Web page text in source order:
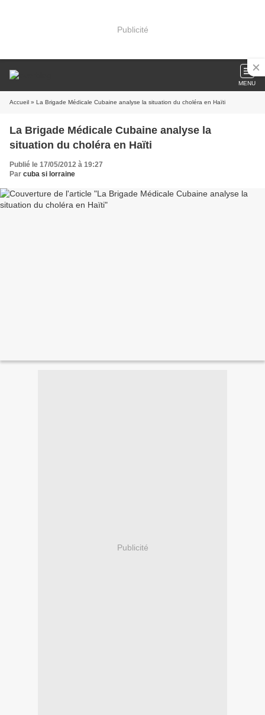
Publicité
MENU
Accueil » La Brigade Médicale Cubaine analyse la situation du choléra en Haïti
La Brigade Médicale Cubaine analyse la
situation du choléra en Haïti
Publié le 17/05/2012 à 19:27
Par cuba si lorraine
Publicité